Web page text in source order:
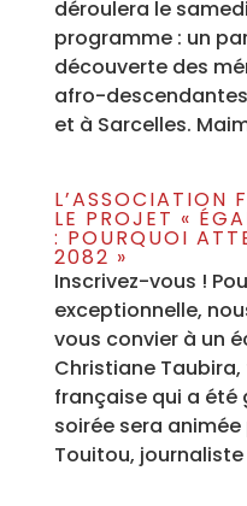
déroulera le
programme : un
découverte des
afro-
et à Sarcelles.
L’ASSOCIATION
LE PROJET «
: POURQUOI
2082 »
Inscrivez-vous !
exceptionnelle,
vous convier à un
Christiane
française qui a été
soirée sera
Touitou, journaliste